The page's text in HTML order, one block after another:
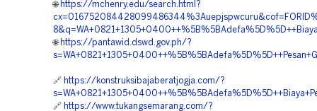
🌐 https://mchenry.edu/search.html?
🌐 https://pantawid.dswd.gov.ph/?
🔗 https://konstruksibajaberatjogja.com/?
🔗 https://www.tukangsemarang.com/?